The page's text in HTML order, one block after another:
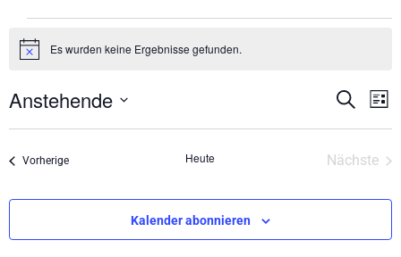
HinweisEs wurden keine Ergebnisse gefunden.
und
Suche
Liste
Anstehende
wählen.
VorherigeVeranstaltungen Heute Nächste
Kalender abonnieren